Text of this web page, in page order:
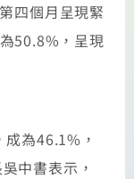
四個月呈現緊
50.8%，呈現
為46.1%，
中書表示，